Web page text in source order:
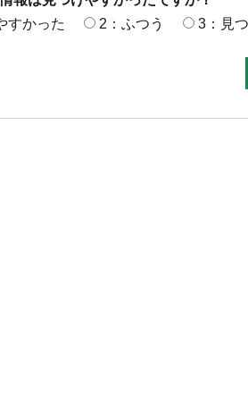
すかった
2：ふつう 3：見